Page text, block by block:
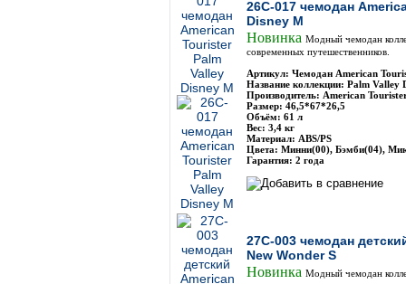
26C-017 чемодан
Disney М
Новинка Модный чемодан
современных путешественников.
Артикул: Чемодан American
Название коллекции: Palm Valley
Производитель: American
Размер: 46,5*67*26,5
Объём: 61 л
Вес: 3,4 кг
Материал: ABS/PS
Цвета: Минни(00), Бэмби(04),
Гарантия: 2 года
27C-003 чемодан
New Wonder S
Новинка Модный чемодан